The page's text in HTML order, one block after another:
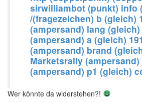
sirwilliambot (punkt) info
/(fragezeichen) b (gleich) 1
(ampersand) lang (gleich)
(ampersand) a (gleich) 191
(ampersand) brand
Marketsrally
(ampersand) p1 (gleich)
Wer könnte da widerstehen?!